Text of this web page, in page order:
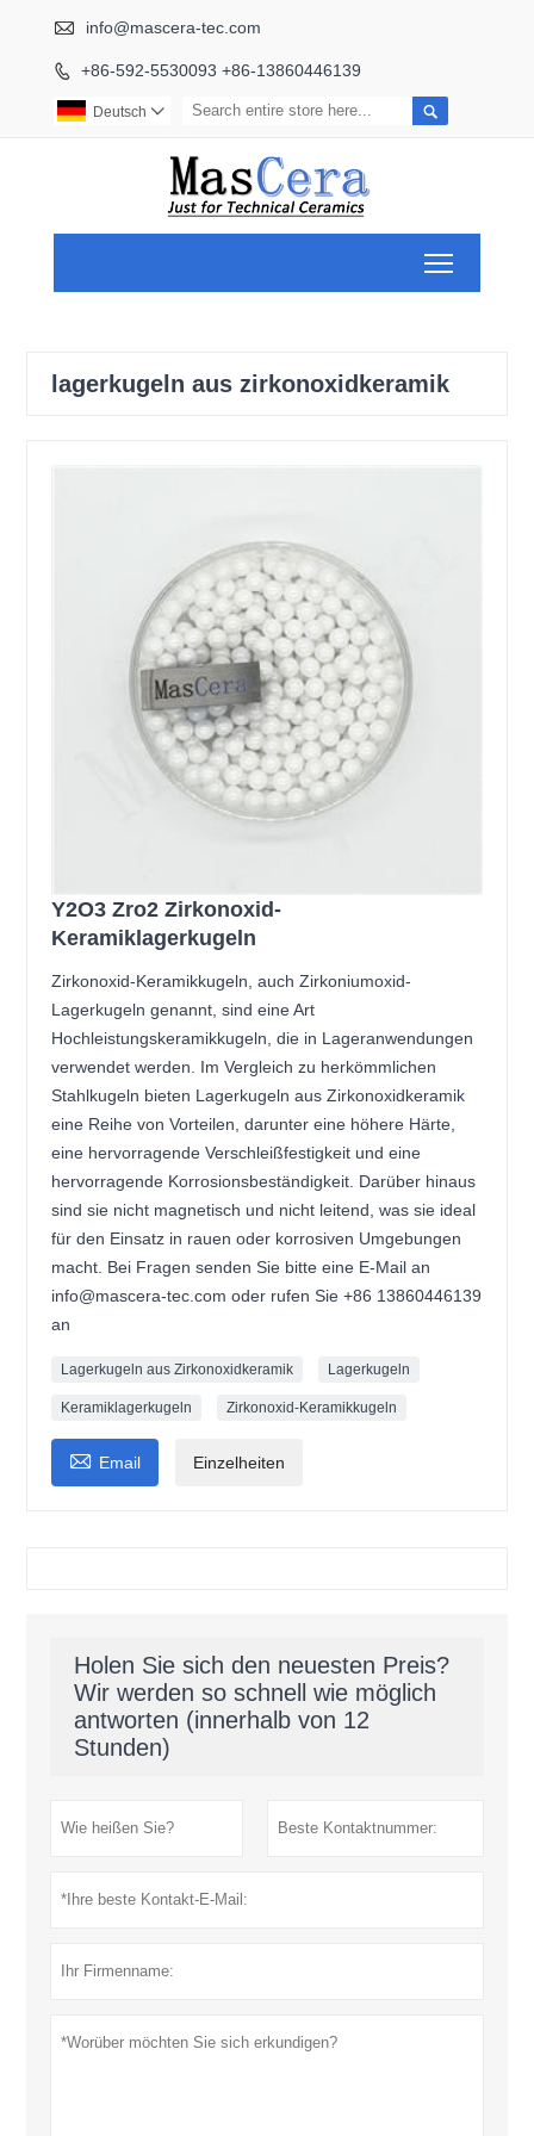
 info@mascera-tec.com
 +86-592-5530093 +86-13860446139

Deutsch 
lagerkugeln aus zirkonoxidkeramik
Y2O3 Zro2 Zirkonoxid-
Keramiklagerkugeln
Zirkonoxid-Keramikkugeln, auch Zirkoniumoxid-
Lagerkugeln genannt, sind eine Art
Hochleistungskeramikkugeln, die in Lageranwendungen
verwendet werden. Im Vergleich zu herkömmlichen
Stahlkugeln bieten Lagerkugeln aus Zirkonoxidkeramik
eine Reihe von Vorteilen, darunter eine höhere Härte,
eine hervorragende Verschleißfestigkeit und eine
hervorragende Korrosionsbeständigkeit. Darüber hinaus
sind sie nicht magnetisch und nicht leitend, was sie ideal
für den Einsatz in rauen oder korrosiven Umgebungen
macht. Bei Fragen senden Sie bitte eine E-Mail an
info@mascera-tec.com oder rufen Sie +86 13860446139
an
Lagerkugeln aus Zirkonoxidkeramik Lagerkugeln
Keramiklagerkugeln Zirkonoxid-Keramikkugeln
 Email Einzelheiten
Holen Sie sich den neuesten Preis?
Wir werden so schnell wie möglich
antworten (innerhalb von 12
Stunden)